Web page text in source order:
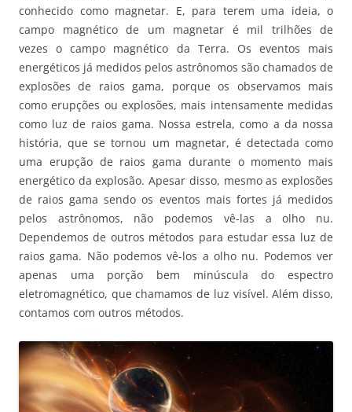
conhecido como magnetar. E, para terem uma ideia, o
campo magnético de um magnetar é mil trilhões de
vezes o campo magnético da Terra. Os eventos mais
energéticos já medidos pelos astrônomos são chamados de
explosões de raios gama, porque os observamos mais
como erupções ou explosões, mais intensamente medidas
como luz de raios gama. Nossa estrela, como a da nossa
história, que se tornou um magnetar, é detectada como
uma erupção de raios gama durante o momento mais
energético da explosão. Apesar disso, mesmo as explosões
de raios gama sendo os eventos mais fortes já medidos
pelos astrônomos, não podemos vê-las a olho nu.
Dependemos de outros métodos para estudar essa luz de
raios gama. Não podemos vê-los a olho nu. Podemos ver
apenas uma porção bem minúscula do espectro
eletromagnético, que chamamos de luz visível. Além disso,
contamos com outros métodos.